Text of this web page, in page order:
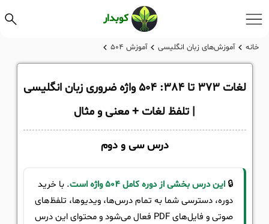
کوبدار
خانه آموزش‌های زبان انگلیسی آموزش‌ 504
لغات 373 تا 384: 504 واژه ضروری زبان انگلیسی
| تلفظ لغات + معنی و مثال
درس سی و دوم
🔒این درس بخشی از دوره کامل 504 واژه است
. با خرید
دوره، دسترسی شما به تمام درس‌ها، ویدیوها، تلفظ‌های
صوتی و فایل‌های PDF فعال می‌شود و محتوای این درس